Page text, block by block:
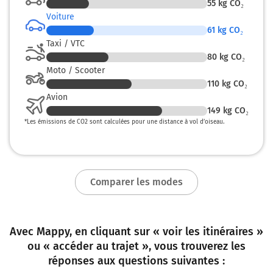
Prendre à droite et rejoindre A2 E35 E25. Continuer sur
28 kilomètres
E25 E35
Gotthard
I
Bern
A2
189 km
Prendre à gauche et rejoindre A2. Continuer sur 8,8
kilomètres
218 km
55 kg CO₂
Voiture
61 kg CO₂
Taxi / VTC
80 kg CO₂
Moto / Scooter
110 kg CO₂
Avion
149 kg CO₂
*Les émissions de CO2 sont calculées pour une distance à vol d’oiseau.
Comparer les modes
Avec Mappy, en cliquant sur « voir les itinéraires »
ou « accéder au trajet », vous trouverez les
réponses aux questions suivantes :